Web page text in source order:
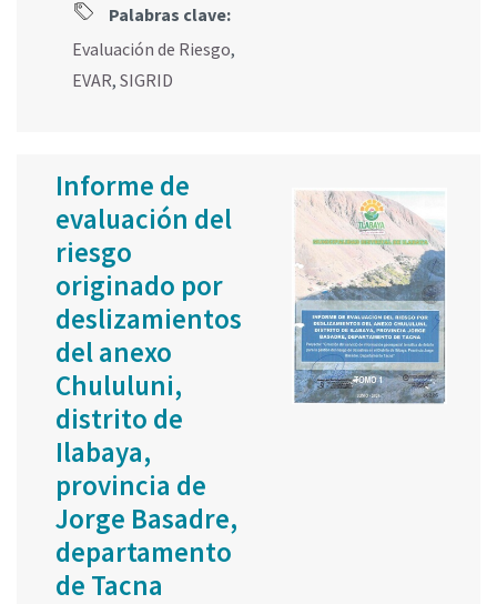
Palabras clave:
Evaluación de Riesgo,
EVAR, SIGRID
Informe de
evaluación del
riesgo
originado por
deslizamientos
del anexo
Chululuni,
distrito de
Ilabaya,
provincia de
Jorge Basadre,
departamento
de Tacna